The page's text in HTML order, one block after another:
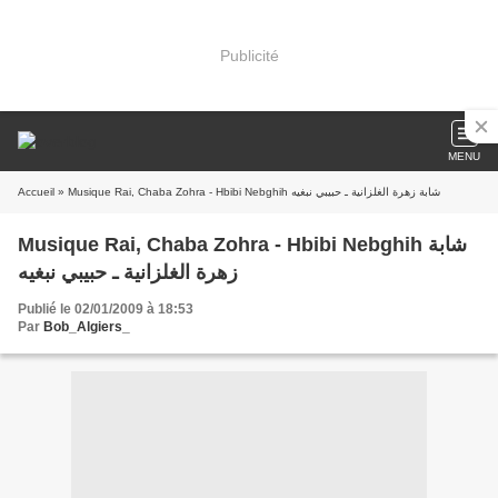
Publicité
MENU
Accueil » Musique Rai, Chaba Zohra - Hbibi Nebghih شابة زهرة الغلزانية ـ حبيبي نبغيه
Musique Rai, Chaba Zohra - Hbibi Nebghih شابة
زهرة الغلزانية ـ حبيبي نبغيه
Publié le 02/01/2009 à 18:53
Par Bob_Algiers_